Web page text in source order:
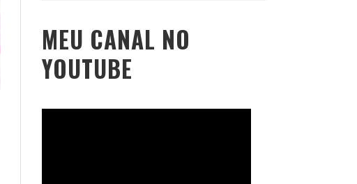
MEU CANAL NO
YOUTUBE